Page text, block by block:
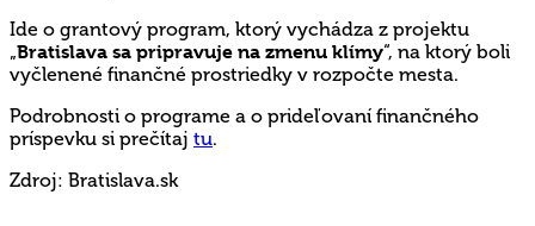
Ide o grantový program, ktorý vychádza z projektu
„Bratislava sa pripravuje na zmenu klímy“, na ktorý boli
vyčlenené finančné prostriedky v rozpočte mesta.
Podrobnosti o programe a o prideľovaní finančného
príspevku si prečítaj tu.
Zdroj: Bratislava.sk